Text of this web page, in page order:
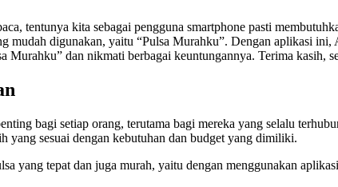
tentunya kita sebagai pengguna smartphone pasti
digunakan, yaitu “Pulsa Murahku”. Dengan aplikasi ini,
dan nikmati berbagai keuntungannya. Terima kasih,
bagi setiap orang, terutama bagi mereka yang selalu
yang sesuai dengan kebutuhan dan budget yang dimiliki.
yang tepat dan juga murah, yaitu dengan menggunakan